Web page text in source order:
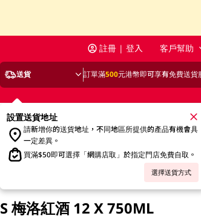
註冊 | 登入 客戶幫助
送貨 訂單滿500元港幣即可享有免費送貨
設置送貨地址
請新增你的送貨地址，不同地區所提供的產品有機會具
一定差異。
買滿$50即可選擇「網購店取」於指定門店免費自取。
選擇送貨方式
梅洛紅酒 12 X 750ML